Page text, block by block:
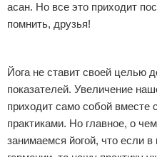
асан. Но все это приходит
помнить, друзья!
Йога не ставит своей целью
показателей. Увеличение
приходит само собой
практиками. Но главное, о
занимаемся йогой, что если